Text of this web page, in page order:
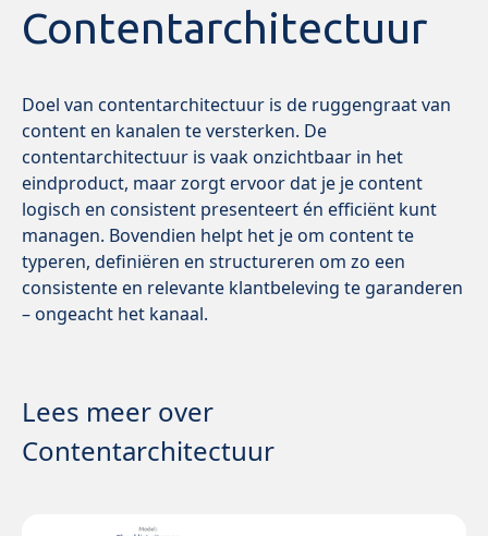
Contentarchitectuur
Doel van contentarchitectuur is de ruggengraat van
content en kanalen te versterken. De
contentarchitectuur is vaak onzichtbaar in het
eindproduct, maar zorgt ervoor dat je je content
logisch en consistent presenteert én efficiënt kunt
managen. Bovendien helpt het je om content te
typeren, definiëren en structureren om zo een
consistente en relevante klantbeleving te garanderen
– ongeacht het kanaal.
Lees meer over
Contentarchitectuur